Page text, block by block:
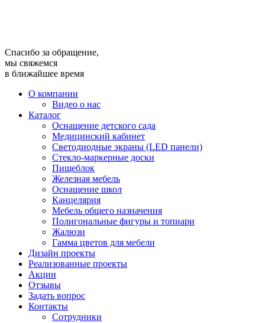
Спасибо за обращение,
мы свяжемся
в ближайшее время
О компании
Видео о нас
Каталог
Оснащение детского сада
Медицинский кабинет
Светодиодные экраны (LED панели)
Стекло-маркерные доски
Пищеблок
Железная мебель
Оснащение школ
Канцелярия
Мебель общего назначения
Полигональные фигуры и топиари
Жалюзи
Гамма цветов для мебели
Дизайн проекты
Реализованные проекты
Акции
Отзывы
Задать вопрос
Контакты
Сотрудники